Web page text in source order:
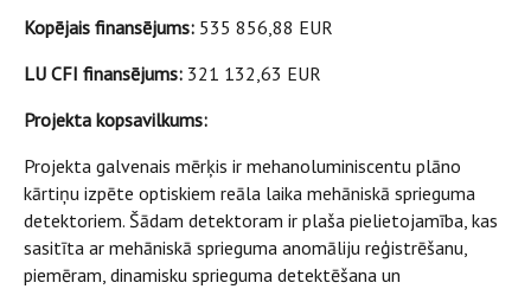
Kopējais finansējums: 535 856,88 EUR
LU CFI finansējums: 321 132,63 EUR
Projekta kopsavilkums:
Projekta galvenais mērķis ir mehanoluminiscentu plāno
kārtiņu izpēte optiskiem reāla laika mehāniskā sprieguma
detektoriem. Šādam detektoram ir plaša pielietojamība, kas
sasitīta ar mehāniskā sprieguma anomāliju reģistrēšanu,
piemēram, dinamisku sprieguma detektēšana un